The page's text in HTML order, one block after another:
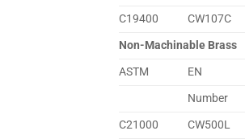
C19400
CW107C
Non-Machinable Brass
ASTM
EN
Number
C21000
CW500L